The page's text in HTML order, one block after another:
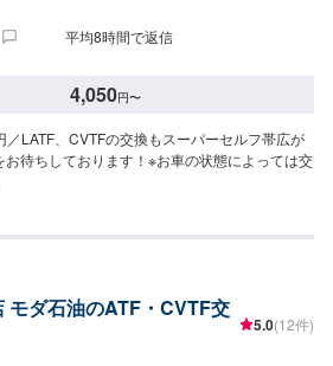
平均8時間で返信
4,050円〜
LATF、CVTFの交換もスーパーセルフ帯広が
待ちしております！※お車の状態によっては交
モダ石油のATF・CVTF交
5.0(12件)